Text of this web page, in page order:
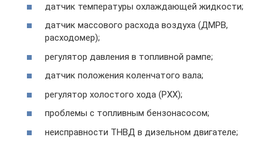
датчик температуры охлаждающей жидкости;
датчик массового расхода воздуха (ДМРВ,
расходомер);
регулятор давления в топливной рампе;
датчик положения коленчатого вала;
регулятор холостого хода (РХХ);
проблемы с топливным бензонасосом;
неисправности ТНВД в дизельном двигателе;